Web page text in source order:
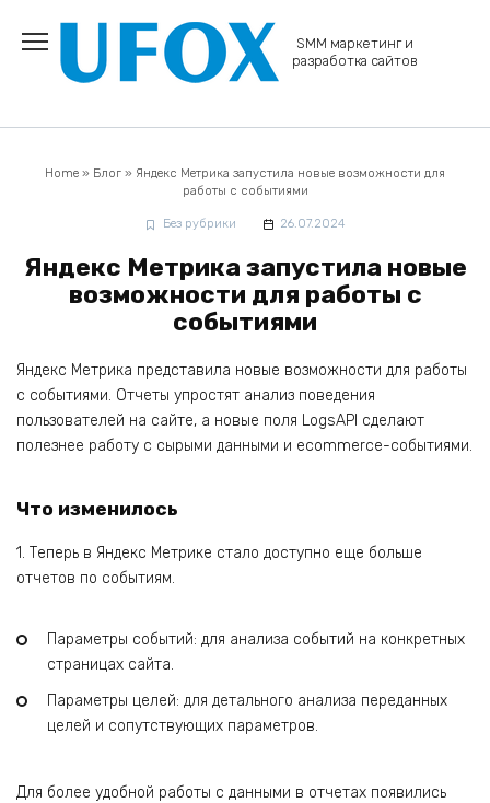
содержанию
SMM маркетинг и
разработка сайтов
Home » Блог » Яндекс Метрика запустила новые возможности для
работы с событиями
Без рубрики 26.07.2024
Яндекс Метрика запустила новые
возможности для работы с
событиями
Яндекс Метрика представила новые возможности для работы
с событиями. Отчеты упростят анализ поведения
пользователей на сайте, а новые поля LogsAPI сделают
полезнее работу с сырыми данными и ecommerce-событиями.
Что изменилось
1. Теперь в Яндекс Метрике стало доступно еще больше
отчетов по событиям.
Параметры событий: для анализа событий на конкретных
страницах сайта.
Параметры целей: для детального анализа переданных
целей и сопутствующих параметров.
Для более удобной работы с данными в отчетах появились